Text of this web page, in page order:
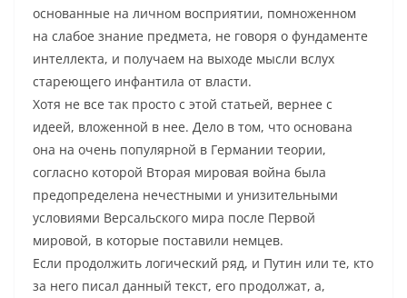
основанные на личном восприятии, помноженном
на слабое знание предмета, не говоря о фундаменте
интеллекта, и получаем на выходе мысли вслух
стареющего инфантила от власти.
Хотя не все так просто с этой статьей, вернее с
идеей, вложенной в нее. Дело в том, что основана
она на очень популярной в Германии теории,
согласно которой Вторая мировая война была
предопределена нечестными и унизительными
условиями Версальского мира после Первой
мировой, в которые поставили немцев.
Если продолжить логический ряд, и Путин или те, кто
за него писал данный текст, его продолжат, а,